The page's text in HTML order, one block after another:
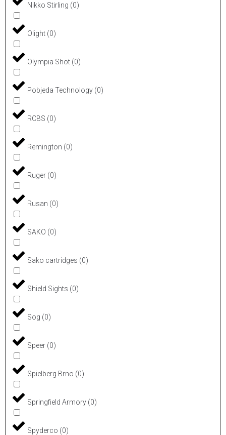
Nikko Stirling (0)
Olight (0)
Olympia Shot (0)
Pobjeda Technology (0)
RCBS (0)
Remington (0)
Ruger (0)
Rusan (0)
SAKO (0)
Sako cartridges (0)
Shield Sights (0)
Sog (0)
Speer (0)
Spielberg Brno (0)
Springfield Armory (0)
Spyderco (0)